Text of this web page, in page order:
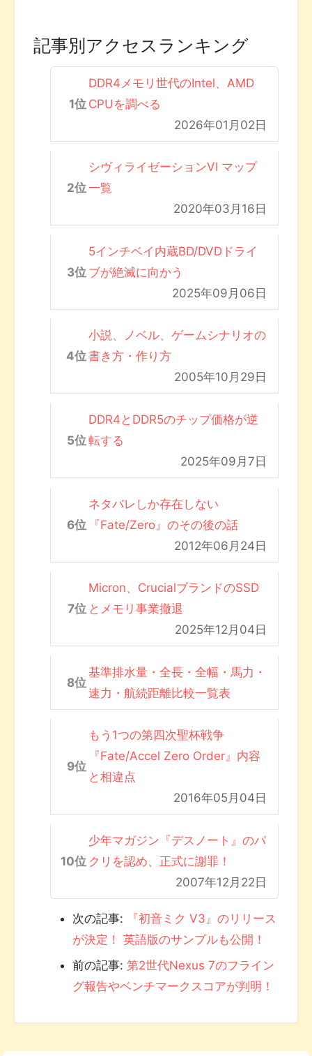
記事別アクセスランキング
DDR4メモリ世代のIntel、AMD
CPUを調べる
2026年01月02日
シヴィライゼーションVI マップ
一覧
2020年03月16日
5インチベイ内蔵BD/DVDドライ
ブが絶滅に向かう
2025年09月06日
小説、ノベル、ゲームシナリオの
書き方・作り方
2005年10月29日
DDR4とDDR5のチップ価格が逆
転する
2025年09月7日
ネタバレしか存在しない
『Fate/Zero』のその後の話
2012年06月24日
Micron、CrucialブランドのSSD
とメモリ事業撤退
2025年12月04日
基準排水量・全長・全幅・馬力・
速力・航続距離比較一覧表
もう1つの第四次聖杯戦争
『Fate/Accel Zero Order』内容
と相違点
2016年05月04日
少年マガジン『デスノート』のパ
クリを認め、正式に謝罪！
2007年12月22日
次の記事:
『初音ミク V3』のリリース
が決定！ 英語版のサンプルも公開！
前の記事: 第2世代Nexus 7のフライン
グ報告やベンチマークスコアが判明！